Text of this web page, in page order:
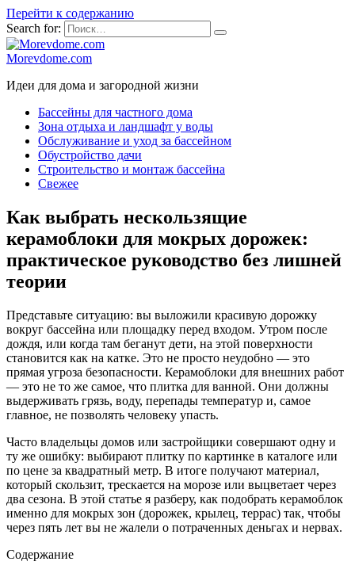
Перейти к содержанию
Search for:
Morevdome.com
Идеи для дома и загородной жизни
Бассейны для частного дома
Зона отдыха и ландшафт у воды
Обслуживание и уход за бассейном
Обустройство дачи
Строительство и монтаж бассейна
Свежее
Как выбрать нескользящие
керамоблоки для мокрых дорожек:
практическое руководство без лишней
теории
Представьте ситуацию: вы выложили красивую дорожку
вокруг бассейна или площадку перед входом. Утром после
дождя, или когда там беганут дети, на этой поверхности
становится как на катке. Это не просто неудобно — это
прямая угроза безопасности. Керамоблоки для внешних работ
— это не то же самое, что плитка для ванной. Они должны
выдерживать грязь, воду, перепады температур и, самое
главное, не позволять человеку упасть.
Часто владельцы домов или застройщики совершают одну и
ту же ошибку: выбирают плитку по картинке в каталоге или
по цене за квадратный метр. В итоге получают материал,
который скользит, трескается на морозе или выцветает через
два сезона. В этой статье я разберу, как подобрать керамоблок
именно для мокрых зон (дорожек, крылец, террас) так, чтобы
через пять лет вы не жалели о потраченных деньгах и нервах.
Содержание